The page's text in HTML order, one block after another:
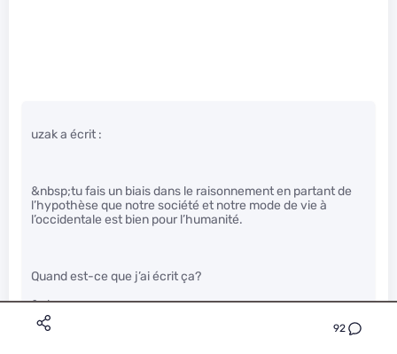
92
uzak a écrit :
&nbsp;tu fais un biais dans le raisonnement en partant de
l’hypothèse que notre société et notre mode de vie à
l’occidentale est bien pour l’humanité.
Quand est-ce que j’ai écrit ça?
&nbsp;
Puis personne ne meurt de faim pendant un hiver nucléaire